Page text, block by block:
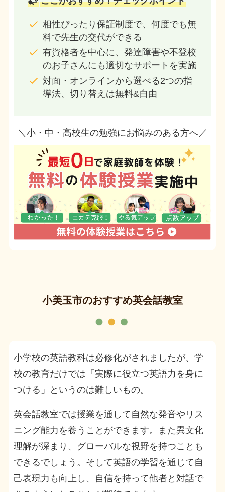
相性ぴったり保証制度で、何度でも無
料で先生の交代ができる
有資格者を中心に、発達障害や不登校
のお子さんにも適切なサポートを実施
対面・オンラインから選べる2つの指
導法、切り替えは無料&自由
＼小・中・高校生の勉強にお悩みのある方へ／
小美玉市のおすすめ英会話教室
小学校の英語教科は必修化がされましたが、学
校の教育だけでは「実際に役立つ英語力を身に
つける」というのは難しいもの。
英会話教室では授業を通して自然な発音やリス
ニング能力を養うことができます。また異文化
理解が深まり、グローバルな視野を持つことも
できるでしょう。そして英語の学習を通じて自
己表現力も向上し、自信を持って他者と対話で